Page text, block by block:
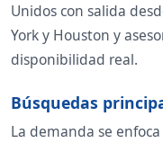
Unidos con salida
York y Houston y
disponibilidad real.
Búsquedas
La demanda se